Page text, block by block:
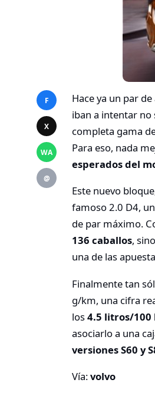
F
X
WA
@
Hace ya un par
iban a intentar no
completa gama
Para eso, nada
esperados del
Este nuevo
famoso 2.0 D4,
de par máximo.
136 caballos,
una de las
Finalmente tan
g/km, una cifra
los4.5 litros/100
asociarlo a una
versiones S60 y
Vía:volvo